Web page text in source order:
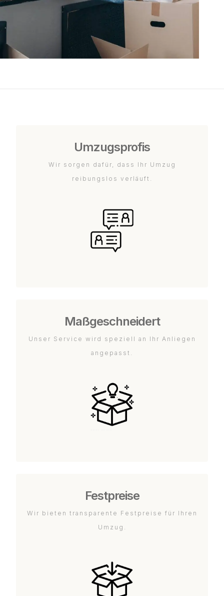
Umzugsprofis
Wir sorgen dafür, dass Ihr Umzug
reibungslos verläuft.
Maßgeschneidert
Unser Service wird speziell an Ihr Anliegen
angepasst.
Festpreise
Wir bieten transparente Festpreise für Ihren
Umzug.